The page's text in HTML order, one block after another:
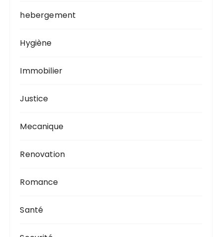
hebergement
Hygiène
Immobilier
Justice
Mecanique
Renovation
Romance
Santé